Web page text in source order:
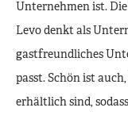
Unternehmen ist.
Levo denkt als
gastfreundliches
passt. Schön ist
erhältlich sind,